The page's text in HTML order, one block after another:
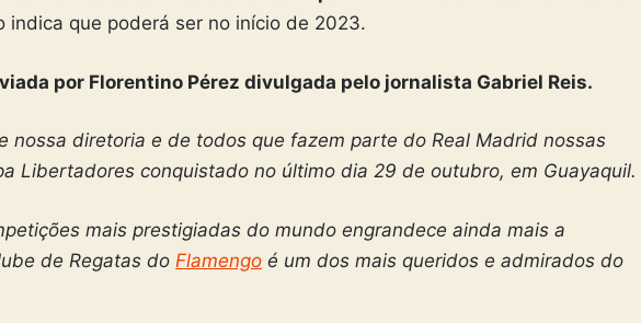
indica que poderá ser no início de 2023.
por Florentino Pérez divulgada pelo jornalista Gabriel Reis.
nossa diretoria e de todos que fazem parte do Real Madrid nossas
Libertadores conquistado no último dia 29 de outubro, em Guayaquil.
mais prestigiadas do mundo engrandece ainda mais a
de Regatas do Flamengo é um dos mais queridos e admirados do